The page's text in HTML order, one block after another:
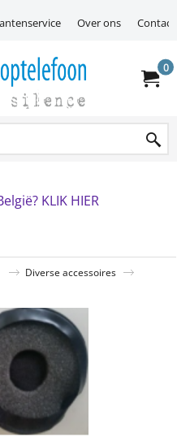
Over ons
0
KLIK HIER
Diverse accessoires